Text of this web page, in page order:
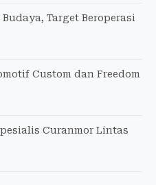
Target Beroperasi
Custom dan Freedom
Curanmor Lintas